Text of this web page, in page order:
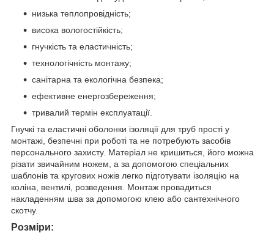
низька теплопровідність;
висока вологостійкість;
гнучкість та еластичність;
технологічність монтажу;
санітарна та екологічна безпека;
ефективне енергозбереження;
тривалий термін експлуатації.
Гнучкі та еластичні оболонки ізоляції для труб прості у
монтажі, безпечні при роботі та не потребують засобів
персонального захисту. Матеріал не кришиться, його можна
різати звичайним ножем, а за допомогою спеціальних
шаблонів та кругових ножів легко підготувати ізоляцію на
коліна, вентилі, розведення. Монтаж провадиться
накладенням шва за допомогою клею або сантехнічного
скотчу.
Розміри: